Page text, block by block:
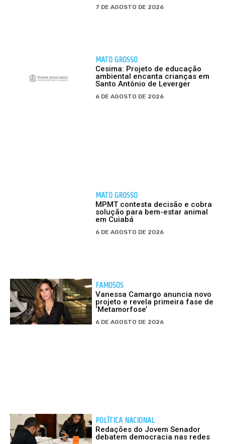
7 DE AGOSTO DE 2026
MATO GROSSO
Cesima: Projeto de educação
ambiental encanta crianças em
Santo Antônio de Leverger
6 DE AGOSTO DE 2026
MATO GROSSO
MPMT contesta decisão e cobra
solução para bem-estar animal
em Cuiabá
6 DE AGOSTO DE 2026
FAMOSOS
Vanessa Camargo anuncia novo
projeto e revela primeira fase de
‘Metamorfose’
6 DE AGOSTO DE 2026
POLÍTICA NACIONAL
Redações do Jovem Senador
debatem democracia nas redes